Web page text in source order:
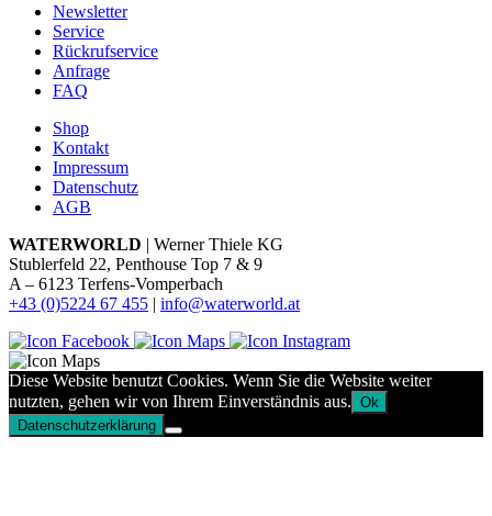
Newsletter
Service
Rückrufservice
Anfrage
FAQ
Shop
Kontakt
Impressum
Datenschutz
AGB
WATERWORLD | Werner Thiele KG
Stublerfeld 22, Penthouse Top 7 & 9
A – 6123 Terfens-Vomperbach
+43 (0)5224 67 455 | info@waterworld.at
Diese Website benutzt Cookies. Wenn Sie die Website weiter
nutzten, gehen wir von Ihrem Einverständnis aus. Ok
Datenschutzerklärung